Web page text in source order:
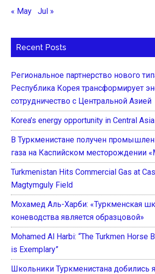
« May Jul »
Recent Posts
Региональное партнерство нового
Республика Корея трансформирует
сотрудничество с Центральной Азией
Korea’s energy opportunity in Central Asia
В Туркменистане получен
газа на Каспийском месторождении
Turkmenistan Hits Commercial Gas at
Magtymguly Field
Мохамед Аль-Харби: «Туркменская
коневодства является образцовой»
Mohamed Al Harbi: “The Turkmen Horse
is Exemplary”
Школьники Туркменистана добились